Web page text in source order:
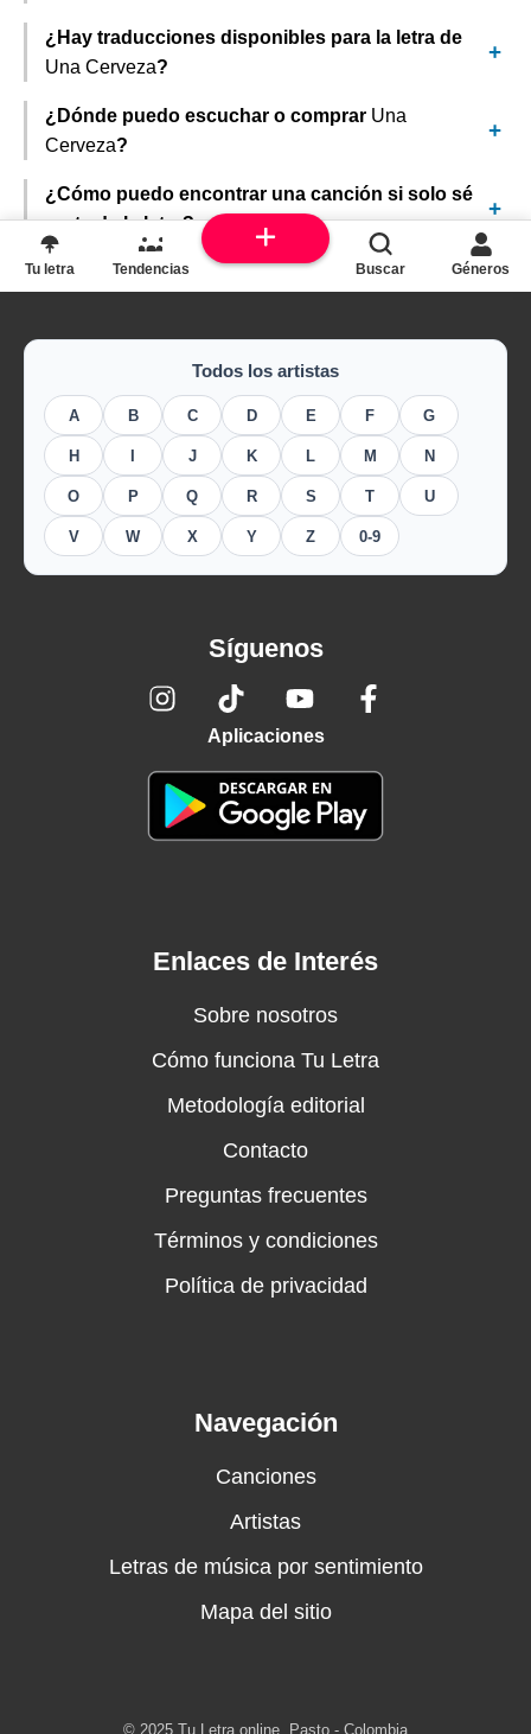
¿Hay traducciones disponibles para la letra de
Una Cerveza?
¿Dónde puedo escuchar o comprar Una
Cerveza?
¿Cómo puedo encontrar una canción si solo sé
parte de la letra?
Todos los artistas
A B C D E F G
H J K L M N
O P Q R S T U
V W X Y Z 0-9
Síguenos
Aplicaciones
Enlaces de Interés
Sobre nosotros
Cómo funciona Tu Letra
Metodología editorial
Contacto
Preguntas frecuentes
Términos y condiciones
Política de privacidad
Navegación
Canciones
Artistas
Letras de música por sentimiento
Mapa del sitio
© 2025 Tu Letra online. Pasto - Colombia
Tu letra Tendencias Buscar Géneros